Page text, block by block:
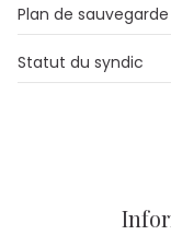
Plan de sauvegarde
Statut du syndic